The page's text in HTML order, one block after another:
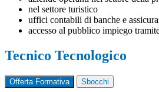
nel settore turistico
uffici contabili di banche e
accesso al pubblico impiego
Tecnico Tecnologico
Offerta Formativa Sbocchi